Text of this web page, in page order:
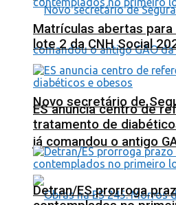
Novo secretário de
já comandou o antigo
Matrículas abertas
lote 2 da CNH Social
ES anuncia centro de
tratamento de
Detran/ES prorroga